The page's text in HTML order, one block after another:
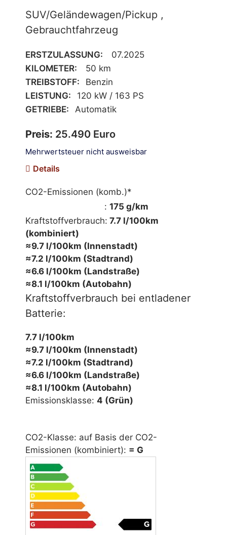
SUV/Geländewagen/Pickup ,
Gebrauchtfahrzeug
ERSTZULASSUNG:
07.2025
KILOMETER:
50 km
TREIBSTOFF: Benzin
LEISTUNG: 120 kW / 163 PS
GETRIEBE: Automatik
Preis: 25.490 Euro
Mehrwertsteuer nicht ausweisbar
Details
CO2-Emissionen (komb.)*
: 175 g/km
Kraftstoffverbrauch: 7.7 l/100km
(kombiniert)
≈9.7 l/100km (Innenstadt)
≈7.2 l/100km (Stadtrand)
≈6.6 l/100km (Landstraße)
≈8.1 l/100km (Autobahn)
Kraftstoffverbrauch bei entladener
Batterie:
7.7 l/100km
≈9.7 l/100km (Innenstadt)
≈7.2 l/100km (Stadtrand)
≈6.6 l/100km (Landstraße)
≈8.1 l/100km (Autobahn)
Emissionsklasse: 4 (Grün)
CO2-Klasse: auf Basis der CO2-
Emissionen (kombiniert): = G